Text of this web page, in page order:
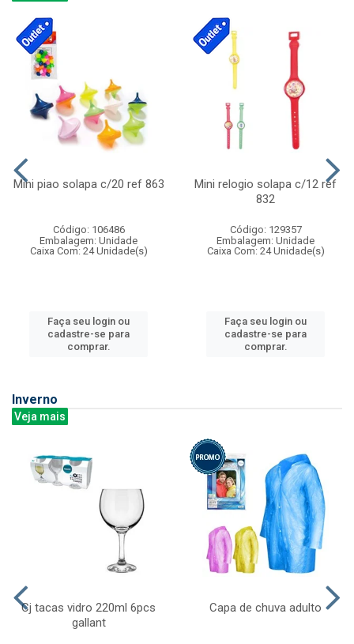
Mini piao solapa c/20 ref 863
Código: 106486
Embalagem: Unidade
Caixa Com: 24 Unidade(s)
Faça seu login ou
cadastre-se para
comprar.
Mini relogio solapa c/12 ref
832
Código: 129357
Embalagem: Unidade
Caixa Com: 24 Unidade(s)
Faça seu login ou
cadastre-se para
comprar.
Inverno
Veja mais
Cj tacas vidro 220ml 6pcs
gallant
Capa de chuva adulto